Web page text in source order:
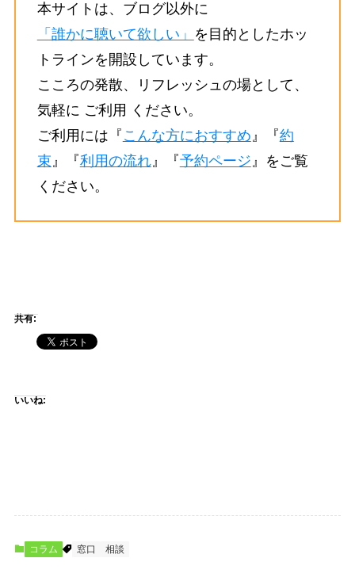
本サイトは、ブログ以外に
「誰かに聴いて欲しい」 を目的としたホッ
トラインを開設しています。
こころの発散、リフレッシュの場として、
気軽に ご利用 ください。
ご利用には『 こんな方におすすめ』『約
束』『利用の流れ』『予約ページ』をご覧
ください。
共有:
いいね:
コラム 窓口 相談